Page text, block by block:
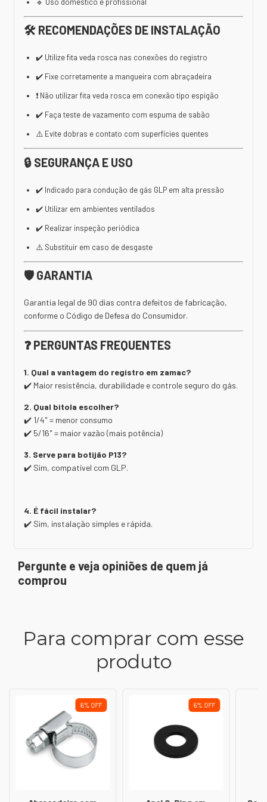
🛠️ RECOMENDAÇÕES DE INSTALAÇÃO
✔️ Utilize fita veda rosca nas conexões do registro
✔️ Fixe corretamente a mangueira com abraçadeira
❗ Não utilizar fita veda rosca em conexão tipo espigão
✔️ Faça teste de vazamento com espuma de sabão
⚠️ Evite dobras e contato com superfícies quentes
🔒 SEGURANÇA E USO
✔️ Indicado para condução de gás GLP em alta pressão
✔️ Utilizar em ambientes ventilados
✔️ Realizar inspeção periódica
⚠️ Substituir em caso de desgaste
🛡️ GARANTIA
Garantia legal de 90 dias contra defeitos de fabricação,
conforme o Código de Defesa do Consumidor.
❓ PERGUNTAS FREQUENTES
1. Qual a vantagem do registro em zamac?
✔️ Maior resistência, durabilidade e controle seguro do gás.
2. Qual bitola escolher?
✔️ 1/4" = menor consumo
✔️ 5/16" = maior vazão (mais potência)
3. Serve para botijão P13?
✔️ Sim, compatível com GLP.
4. É fácil instalar?
✔️ Sim, instalação simples e rápida.
Pergunte e veja opiniões de quem já
comprou
Para comprar com esse
produto
6% OFF 6% OFF